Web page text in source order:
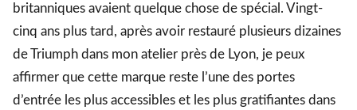
britanniques avaient quelque chose de spécial. Vingt-
cinq ans plus tard, après avoir restauré plusieurs dizaines
de Triumph dans mon atelier près de Lyon, je peux
affirmer que cette marque reste l’une des portes
d’entrée les plus accessibles et les plus gratifiantes dans